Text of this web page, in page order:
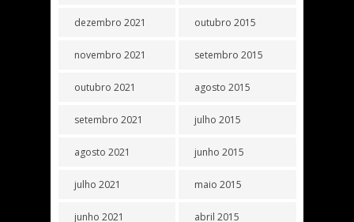
dezembro 2021
novembro 2021
outubro 2021
setembro 2021
agosto 2021
julho 2021
junho 2021
outubro 2015
setembro 2015
agosto 2015
julho 2015
junho 2015
maio 2015
abril 2015